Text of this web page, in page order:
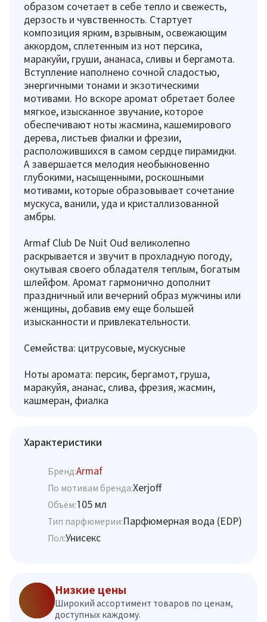
образом сочетает в себе тепло и свежесть,
дерзость и чувственность. Стартует
композиция ярким, взрывным, освежающим
аккордом, сплетенным из нот персика,
маракуйи, груши, ананаса, сливы и бергамота.
Вступление наполнено сочной сладостью,
энергичными тонами и экзотическими
мотивами. Но вскоре аромат обретает более
мягкое, изысканное звучание, которое
обеспечивают ноты жасмина, кашемирового
дерева, листьев фиалки и фрезии,
расположившихся в самом сердце пирамидки.
А завершается мелодия необыкновенно
глубокими, насыщенными, роскошными
мотивами, которые образовывает сочетание
мускуса, ванили, уда и кристаллизованной
амбры.
Armaf Club De Nuit Oud великолепно
раскрывается и звучит в прохладную погоду,
окутывая своего обладателя теплым, богатым
шлейфом. Аромат гармонично дополнит
праздничный или вечерний образ мужчины или
женщины, добавив ему еще большей
изысканности и привлекательности.
Семейства: цитрусовые, мускусные
Ноты аромата: персик, бергамот, груша,
маракуйя, ананас, слива, фрезия, жасмин,
кашмеран, фиалка
Характеристики
Бренд:Armaf
По мотивам бренда:Xerjoff
Объём:105 мл
Тип парфюмерии:Парфюмерная вода (EDP)
Пол:Унисекс
Низкие цены
Широкий ассортимент товаров по ценам,
доступных каждому.